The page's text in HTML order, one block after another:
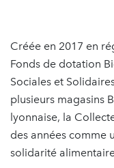
Créée en 2017 en
Fonds de dotation
Sociales et
plusieurs magasins
lyonnaise, la
des années comme
solidarité